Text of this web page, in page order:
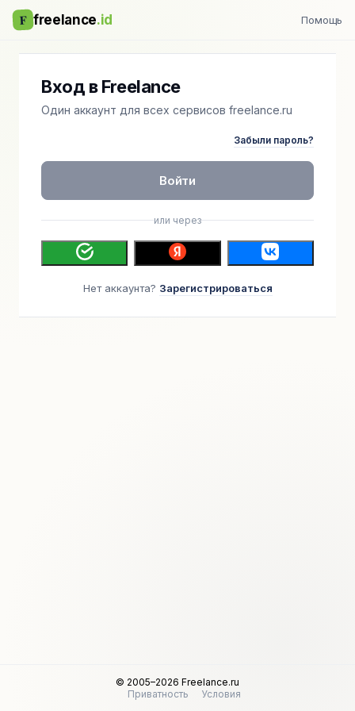
F freelance.id Помощь
Вход в Freelance
Один аккаунт для всех сервисов freelance.ru
Забыли пароль?
Войти
или через
Нет аккаунта? Зарегистрироваться
© 2005–2026 Freelance.ru
Приватность
Условия